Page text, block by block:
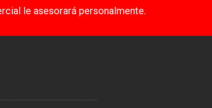
le asesorará personalmente.